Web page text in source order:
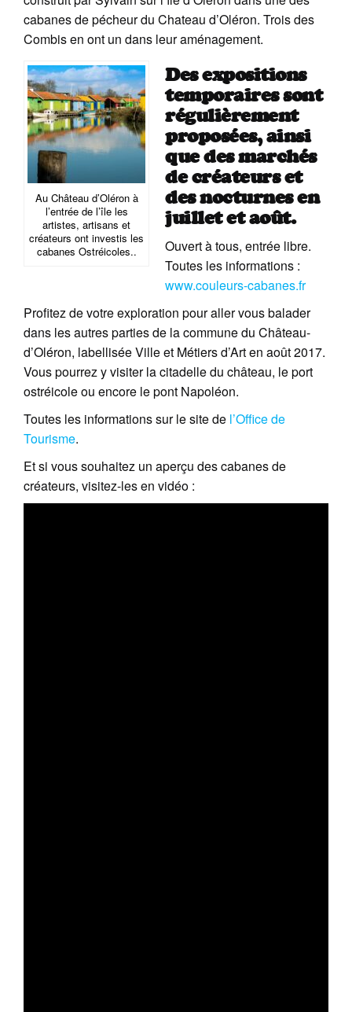
cabanes de pécheur du Chateau d’Oléron. Trois des
Combis en ont un dans leur aménagement.
Au Château d’Oléron à
l’entrée de l’île les
artistes, artisans et
créateurs ont investis les
cabanes Ostréicoles..
Des expositions
temporaires sont
régulièrement
proposées, ainsi
que des marchés
de créateurs et
des nocturnes en
juillet et août.
Ouvert à tous, entrée libre.
Toutes les informations :
www.couleurs-cabanes.fr
Profitez de votre exploration pour aller vous balader
dans les autres parties de la commune du Château-
d’Oléron, labellisée Ville et Métiers d’Art en août 2017.
Vous pourrez y visiter la citadelle du château, le port
ostréicole ou encore le pont Napoléon.
Toutes les informations sur le site de l’Office de
Tourisme.
Et si vous souhaitez un aperçu des cabanes de
créateurs, visitez-les en vidéo :